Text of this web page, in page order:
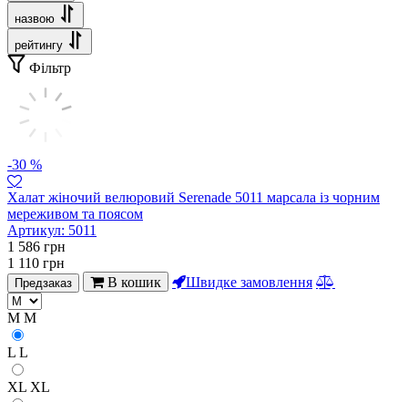
назвою
рейтингу
Фільтр
-30 %
Халат жіночий велюровий Serenade 5011 марсала із чорним
мереживом та поясом
Артикул: 5011
1 586 грн
1 110 грн
Предзаказ В кошик Швидке замовлення
M M
L L
XL XL